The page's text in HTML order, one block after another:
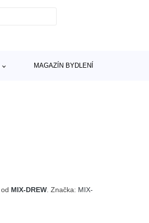
MAGAZÍN BYDLENÍ
od MIX-DREW . Značka: MIX-